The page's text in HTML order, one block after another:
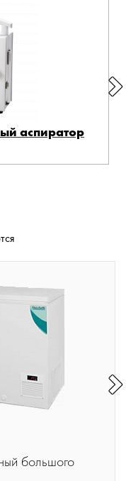
аспиратор
большого